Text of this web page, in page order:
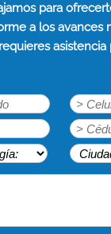
para
a los avances
asistencia